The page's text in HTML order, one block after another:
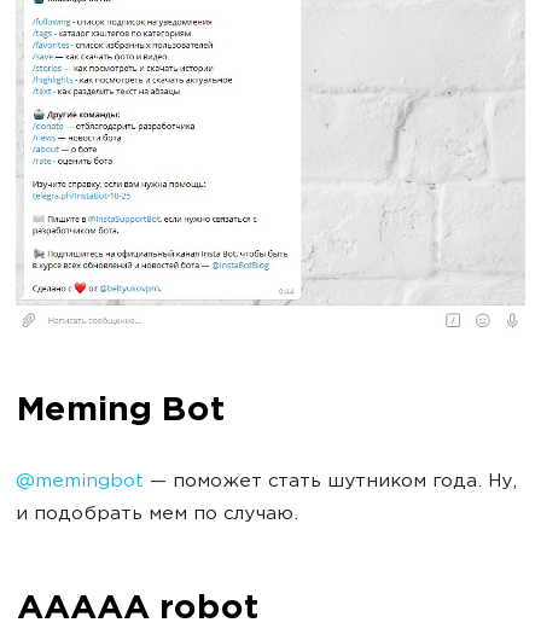
Meming Bot
@memingbot — поможет стать шутником года. Ну,
и подобрать мем по случаю.
AAAAA robot